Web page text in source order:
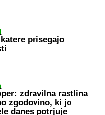
prisegajo
zdravilna rastlina
zgodovino, ki jo
danes potrjuje